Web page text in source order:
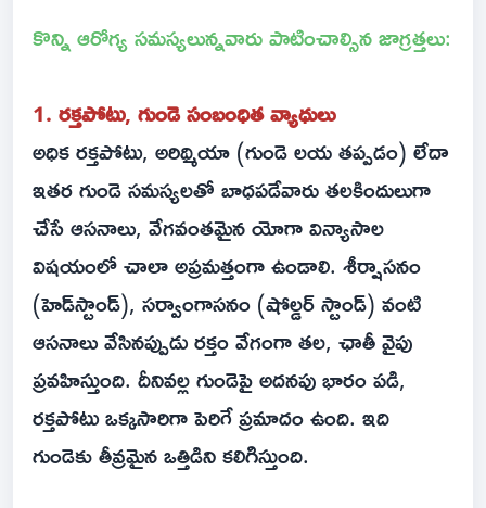
కొన్ని ఆరోగ్య సమస్యలున్నవారు పాటించాల్సిన జాగ్రత్తలు:
1. రక్తపోటు, గుండె సంబంధిత వ్యాధులు
అధిక రక్తపోటు, అరిథ్మియా (గుండె లయ తప్పడం) లేదా
ఇతర గుండె సమస్యలతో బాధపడేవారు తలకిందులుగా
చేసే ఆసనాలు, వేగవంతమైన యోగా విన్యాసాల
విషయంలో చాలా అప్రమత్తంగా ఉండాలి. శీర్షాసనం
(హెడ్‌స్టాండ్), సర్వాంగాసనం (షోల్డర్ స్టాండ్) వంటి
ఆసనాలు వేసినప్పుడు రక్తం వేగంగా తల, ఛాతీ వైపు
ప్రవహిస్తుంది. దీనివల్ల గుండెపై అదనపు భారం పడి,
రక్తపోటు ఒక్కసారిగా పెరిగే ప్రమాదం ఉంది. ఇది
గుండెకు తీవ్రమైన ఒత్తిడిని కలిగిస్తుంది.